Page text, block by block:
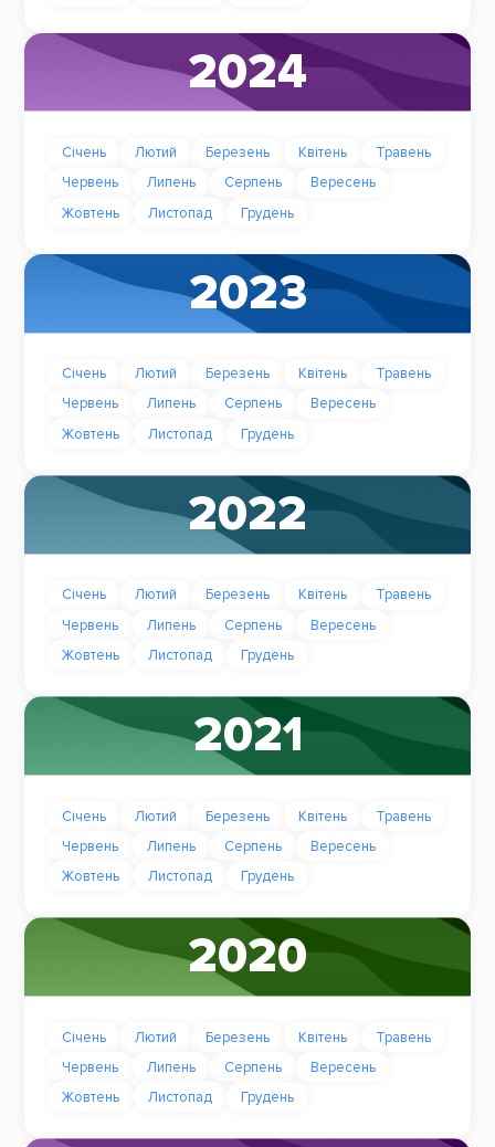
2024
Січень Лютий Березень Квітень
Травень
Червень
Липень Серпень
Вересень
Жовтень
Листопад Грудень
2023
Січень Лютий Березень Квітень
Травень
Червень
Липень Серпень
Вересень
Жовтень
Листопад Грудень
2022
Січень Лютий Березень Квітень
Травень
Червень
Липень Серпень
Вересень
Жовтень
Листопад Грудень
2021
Січень Лютий Березень Квітень
Травень
Червень
Липень Серпень
Вересень
Жовтень
Листопад Грудень
2020
Січень Лютий Березень Квітень
Травень
Червень
Липень Серпень
Вересень
Жовтень
Листопад Грудень